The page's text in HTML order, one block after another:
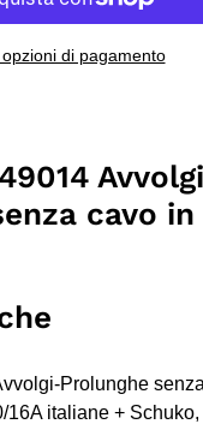
di pagamento
cavo
Prolunghe
16A italiane +